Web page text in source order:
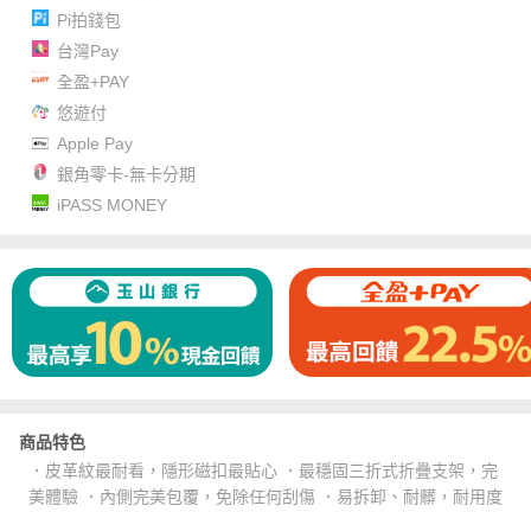
Pi拍錢包
台灣Pay
全盈+PAY
悠遊付
Apple Pay
銀角零卡-無卡分期
iPASS MONEY
商品特色
．皮革紋最耐看，隱形磁扣最貼心 ．最穩固三折式折疊支架，完
美體驗 ．內側完美包覆，免除任何刮傷 ．易拆卸、耐髒，耐用度